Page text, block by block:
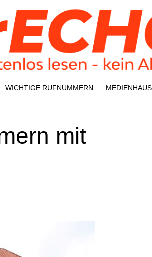
WICH­TI­GE RUFNUMMERN MEDI­EN­HAUS
mit